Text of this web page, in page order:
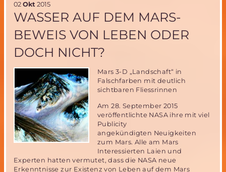
näher!
02 Okt 2015
WASSER AUF DEM MARS-
BEWEIS VON LEBEN ODER
DOCH NICHT?
Mars 3-D „Landschaft“ in
Falschfarben mit deutlich
sichtbaren Fliessrinnen
Am 28. September 2015
veröffentlichte NASA ihre mit viel
Publicity
angekündigten Neuigkeiten
zum Mars. Alle am Mars
Interessierten Laien und
Experten hatten vermutet, dass die NASA neue
Erkenntnisse zur Existenz von Leben auf dem Mars